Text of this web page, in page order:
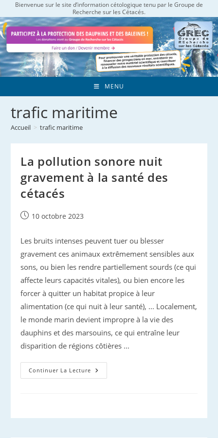
to
content
Bienvenue sur le site d’information cétologique tenu par le Groupe de
Recherche sur les Cétacés.
MENU
trafic maritime
Accueil > trafic maritime
La pollution sonore nuit
gravement à la santé des
cétacés
Publication
10 octobre 2023
Les bruits intenses peuvent tuer ou blesser
gravement ces animaux extrêmement sensibles aux
sons, ou bien les rendre partiellement sourds (ce qui
affecte leurs capacités vitales), ou bien encore les
forcer à quitter un habitat propice à leur
alimentation (ce qui nuit à leur santé), ... Localement,
le monde marin devient impropre à la vie des
dauphins et des marsouins, ce qui entraîne leur
disparition de régions côtières ...
Continuer La Lecture La
Pollution
Santé